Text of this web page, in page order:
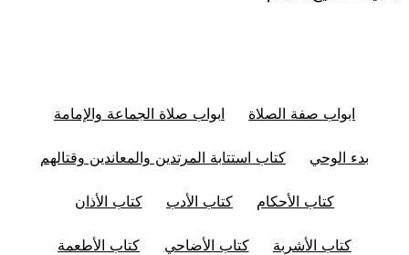
ابواب صفة الصلاة ابواب صلاة الجماعة والإمامة
بدء الوحي كتاب استتابة المرتدين والمعاندين وقتالهم
كتاب الأحكام كتاب الأدب كتاب الأذان
كتاب الأشربة كتاب الأضاحي كتاب الأطعمة